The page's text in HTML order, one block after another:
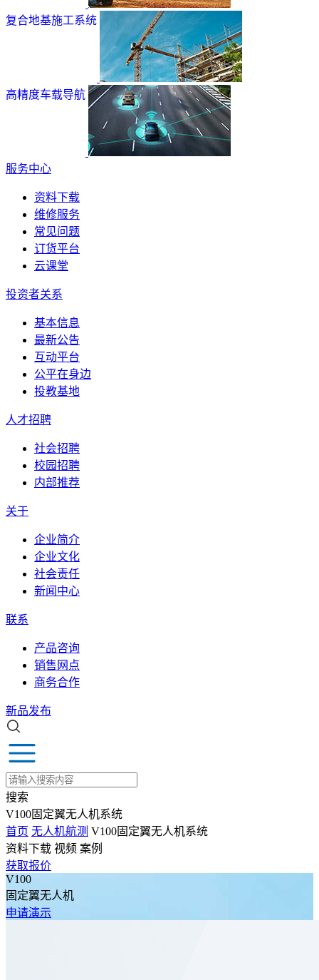
复合地基施工系统
高精度车载导航
服务中心
资料下载
维修服务
常见问题
订货平台
云课堂
投资者关系
基本信息
最新公告
互动平台
公平在身边
投教基地
人才招聘
社会招聘
校园招聘
内部推荐
关于
企业简介
企业文化
社会责任
新闻中心
联系
产品咨询
销售网点
商务合作
新品发布
搜索
V100固定翼无人机系统
首页 无人机航测 V100固定翼无人机系统
资料下载 视频 案例
获取报价
V100
固定翼无人机
申请演示